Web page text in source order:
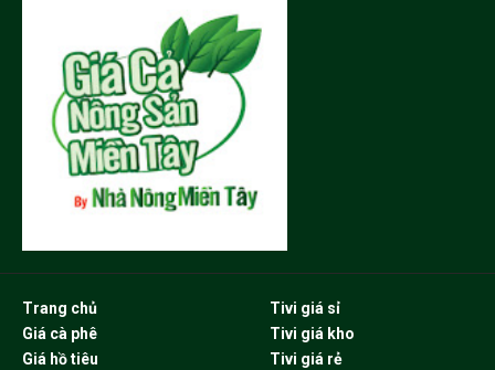
Trang chủ
Giá cà phê
Giá hồ tiêu
Tivi giá sỉ
Tivi giá kho
Tivi giá rẻ